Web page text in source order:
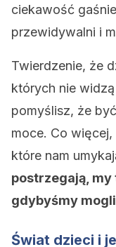
ciekawość
przewidywalni i
Twierdzenie, że
których nie
pomyślisz, że
moce. Co
które nam
postrzegają, my
gdybyśmy
Świat dzieci i